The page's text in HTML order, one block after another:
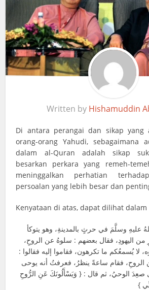
Written by Hishamuddin
Di antara perangai dan sikap yang
orang-orang Yahudi, sebagaimana
dalam al-Quran adalah sikap
besarkan perkara yang remeh-
meninggalkan perhatian
persoalan yang lebih besar dan
Kenyataan di atas, dapat dilihat
عليهِ وسلَّمَ في حرثٍ بالمدينةِ، وهو يتوكأ
اليهودِ، فقال بعضهم : سلوهُ عن الروحِ،
لا يُسمعُكم ما تكرهون، فقاموا إليه فقالوا :
الروحِ، فقام ساعةً ينظرُ، فعرفتُ أنه يوحى
صعِدَ الوحيُ، ثم قال : { وَيَسْأَلُونَكَ عَنِ الرُّوحِ